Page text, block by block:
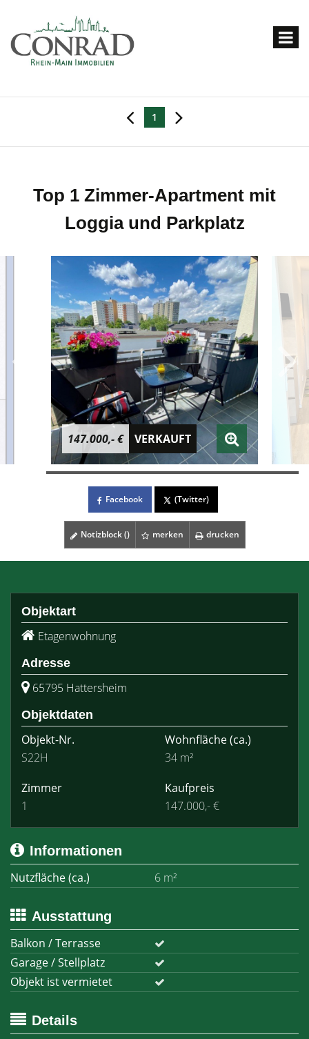
1
Top 1 Zimmer-Apartment mit
Loggia und Parkplatz
147.000,- € VERKAUFT
Facebook (Twitter)
Notizblock () merken drucken
Objektart
Etagenwohnung
Adresse
65795 Hattersheim
Objektdaten
Objekt-Nr.
S22H
Wohnfläche(ca.)
34 m²
Zimmer
1
Kaufpreis
147.000,- €
Informationen
Nutzfläche (ca.)
6 m²
Ausstattung
Balkon / Terrasse
Garage / Stellplatz
Objekt ist vermietet
Details